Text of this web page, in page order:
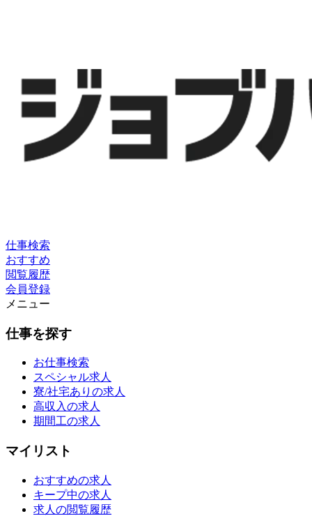
仕事検索
おすすめ
閲覧履歴
会員登録
メニュー
仕事を探す
お仕事検索
スペシャル求人
寮/社宅ありの求人
高収入の求人
期間工の求人
マイリスト
おすすめの求人
キープ中の求人
求人の閲覧履歴